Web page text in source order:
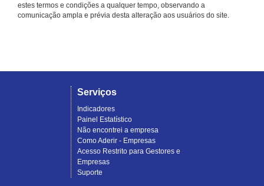
estes termos e condições a qualquer tempo, observando a
comunicação ampla e prévia desta alteração aos usuários do site.
Serviços
Indicadores
Painel Estatístico
Não encontrei a empresa
Como Aderir - Empresas
Acesso Restrito para Gestores e
Empresas
Suporte